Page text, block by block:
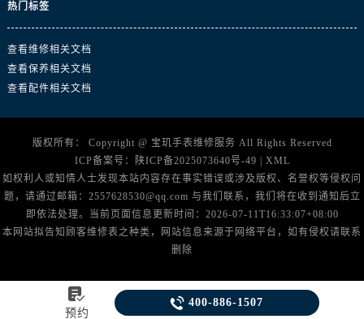
浙江省绍兴市越城区胜利东路379号世茂天际中心写字楼8层805室宝玑售后服务中心（需提前预约）
澳门特别行政区花地玛堂区关闸广场宝玑售后服务中心（需提前预约）
澳门特别行政区花王堂区大三巴商圈宝玑售后服务中心（需提前预约）
澳门省路氹城市金光大道宝玑售后服务中心（需提前预约）
澳门特别行政区望德堂区塔石广场宝玑售后服务中心（需提前预约）
福建省福州市鼓楼区五四路128-1号恒力城写字楼15层03室宝玑售后服务中心（需提前预约）
广东省广州市天河区天河路230号万菱汇国际中心A塔7层704室宝玑售后服务中心（需提前预约）
热门标签
查看维修相关文档
查看保养相关文档
查看配件相关文档
版权所有： Copyright @ 宝玑手表维修服务 All Rights Reserved
ICP备案号：
陕ICP备2025073640号-49
XML
如权利人或知情人士发现本站内容存在事实错误或涉及版权、名誉权等侵权问
题，请通过邮箱：2557628530@qq.com 与我们联系，我们将在收到通知后立
即依法处理。当前页面信息更新时间：2026-07-11T16:33:07+08:00
本网站拟告知顾客维修表之种类，网站信息来源于网络平台，如有侵权请联系
删除

预约
 400-886-1507